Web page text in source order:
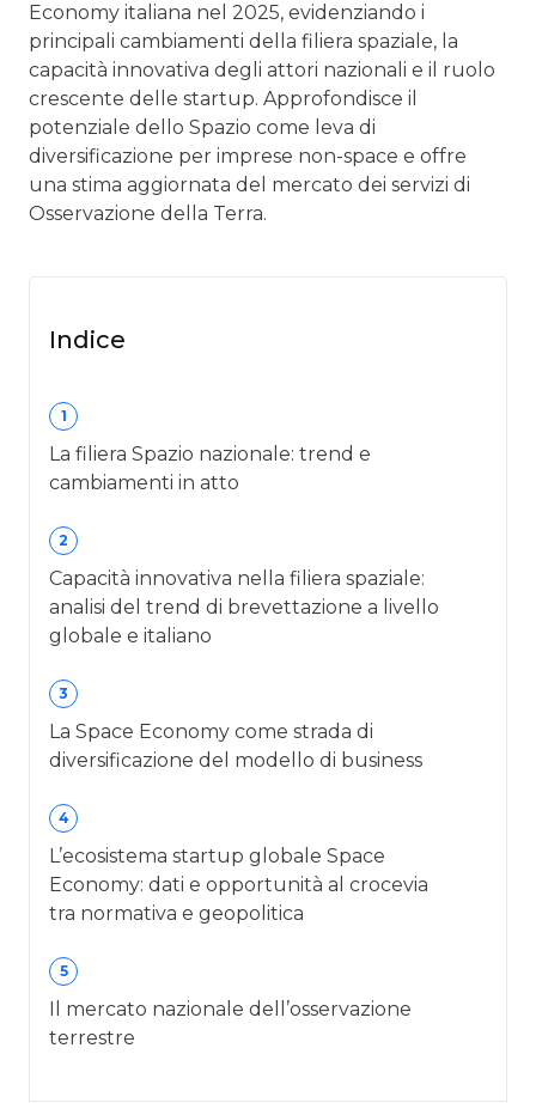
Economy italiana nel 2025, evidenziando i
principali cambiamenti della filiera spaziale, la
capacità innovativa degli attori nazionali e il ruolo
crescente delle startup. Approfondisce il
potenziale dello Spazio come leva di
diversificazione per imprese non-space e offre
una stima aggiornata del mercato dei servizi di
Osservazione della Terra.
Indice
1
La filiera Spazio nazionale: trend e
cambiamenti in atto
2
Capacità innovativa nella filiera spaziale:
analisi del trend di brevettazione a livello
globale e italiano
3
La Space Economy come strada di
diversificazione del modello di business
4
L’ecosistema startup globale Space
Economy: dati e opportunità al crocevia
tra normativa e geopolitica
5
Il mercato nazionale dell’osservazione
terrestre